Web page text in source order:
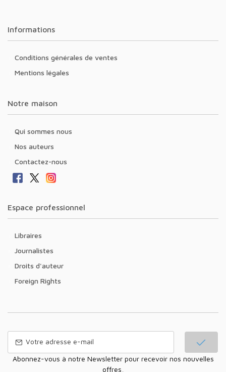
Informations
Conditions générales de ventes
Mentions légales
Notre maison
Qui sommes nous
Nos auteurs
Contactez-nous
Espace professionnel
Libraires
Journalistes
Droits d'auteur
Foreign Rights
Abonnez-vous à notre Newsletter pour recevoir nos nouvelles
offres,